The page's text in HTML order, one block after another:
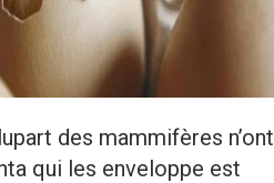
des mammifères n’ont
qui les enveloppe est